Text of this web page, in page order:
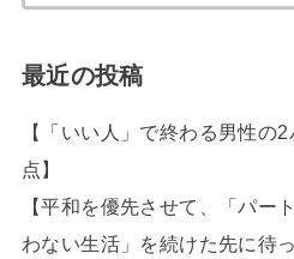
最近の投稿
【「いい人」で終わる男性の
点】
【平和を優先させて、「パー
わない生活」を続けた先に待